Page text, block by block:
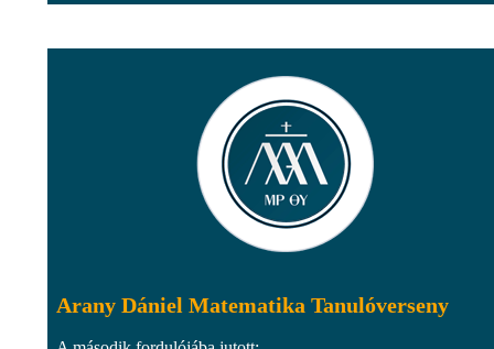
Arany Dániel Matematika Tanulóverseny